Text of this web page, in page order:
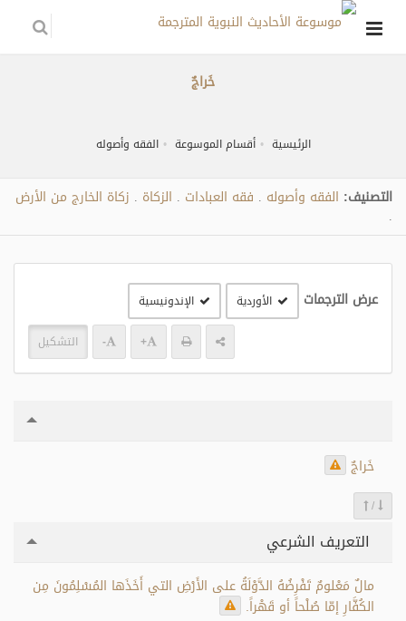
خَراجٌ
الرئيسية أقسام الموسوعة الفقه وأصوله
التصنيف: الفقه وأصوله فقه العبادات الزكاة زكاة الخارج من الأرض
عرض الترجمات الأوردية الإندونيسية
+
- التشكيل
خَراجٌ
/
التعريف الشرعي
مالٌ مَعْلومٌ تَفْرِضُهُ الدَّوْلَةُ على الأَرْضِ التي أَخَذَها المُسْلِمُونَ مِن
الكُفَّارِ إمّا صُلْحاً أو قَهْراً.